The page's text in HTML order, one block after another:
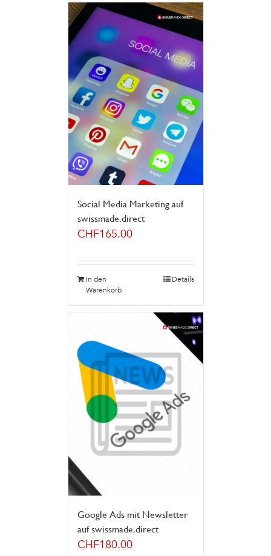
Social Media Marketing auf
swissmade.direct
CHF165.00
In den
Warenkorb
Details
Google Ads mit Newsletter
auf swissmade.direct
CHF180.00